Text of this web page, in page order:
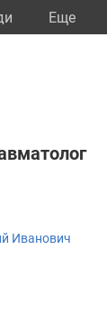
Eще
Иванович